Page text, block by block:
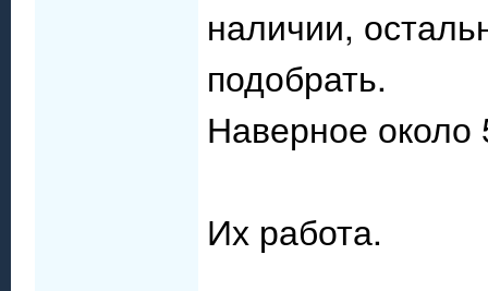
наличии,
подобрать.
Наверное около
Их работа.